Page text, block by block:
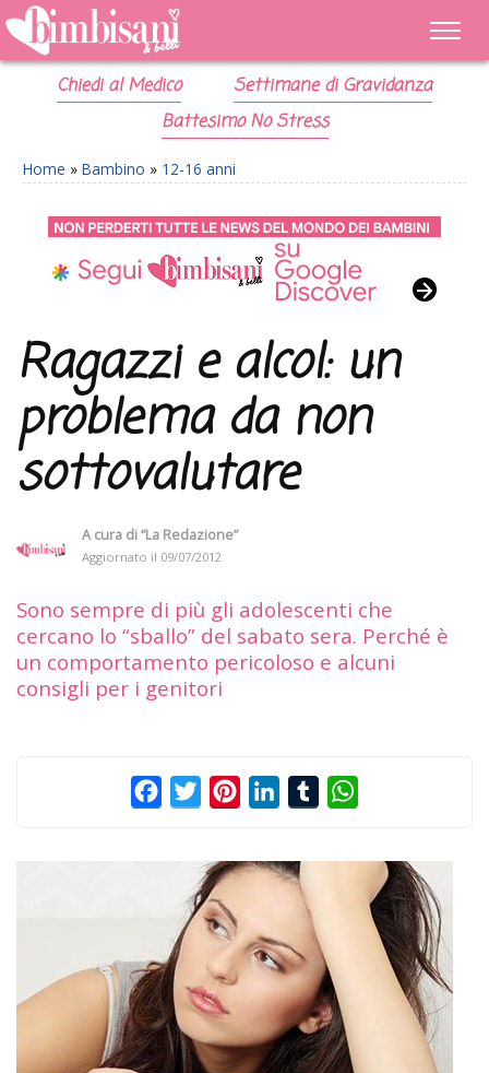
Chiedi al Medico
Settimane di Gravidanza
Battesimo No Stress
Home » Bambino » 12-16 anni
Ragazzi e alcol: un
problema da non
sottovalutare
A cura di“La Redazione”
Aggiornato il 09/07/2012
Sono sempre di più gli adolescenti che
cercano lo “sballo” del sabato sera. Perché è
un comportamento pericoloso e alcuni
consigli per i genitori
FacebookTwitterPinterestLinkedInTumblr